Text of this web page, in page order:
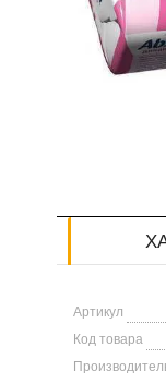
Артикул
Код товара